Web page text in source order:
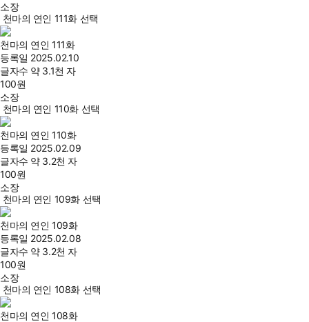
소장
천마의 연인 111화 선택
천마의 연인 111화
등록일 2025.02.10
글자수 약 3.1천 자
100원
소장
천마의 연인 110화 선택
천마의 연인 110화
등록일 2025.02.09
글자수 약 3.2천 자
100원
소장
천마의 연인 109화 선택
천마의 연인 109화
등록일 2025.02.08
글자수 약 3.2천 자
100원
소장
천마의 연인 108화 선택
천마의 연인 108화